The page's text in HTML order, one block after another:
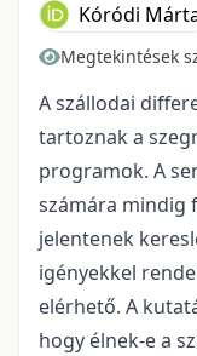
Kóródi
Megtekintések
A szállodai
tartoznak a
programok. A
számára mindig
jelentenek
igényekkel
elérhető. A
hogy élnek-e a